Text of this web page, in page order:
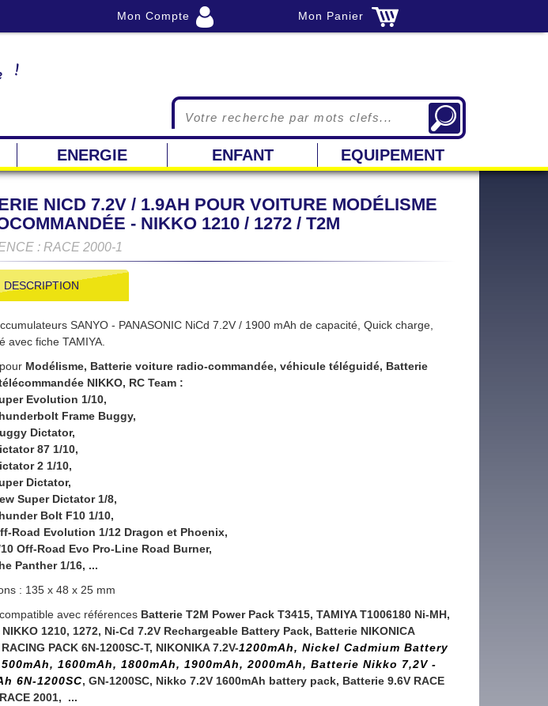
Mon Compte Mon Panier
!
ENERGIE ENFANT EQUIPEMENT
NICD 7.2V / 1.9AH POUR VOITURE MODÉLISME
- NIKKO 1210 / 1272 / T2M
: RACE 2000-1
DESCRIPTION
SANYO - PANASONIC NiCd 7.2V / 1900 mAh de capacité, Quick charge,
avec fiche TAMIYA.
Modélisme, Batterie voiture radio-commandée, véhicule téléguidé, Batterie
NIKKO, RC Team :
Evolution 1/10,
Frame Buggy,
Dictator,
87 1/10,
2 1/10,
Dictator,
Super Dictator 1/8,
Bolt F10 1/10,
Road Evolution 1/12 Dragon et Phoenix,
Off-Road Evo Pro-Line Road Burner,
Panther 1/16, ...
: 135 x 48 x 25 mm
avec références Batterie T2M Power Pack T3415, TAMIYA T1006180 Ni-MH,
1210, 1272, Ni-Cd 7.2V Rechargeable Battery Pack, Batterie NIKONICA
PACK 6N-1200SC-T, NIKONIKA 7.2V-1200mAh, Nickel Cadmium Battery
1600mAh, 1800mAh, 1900mAh, 2000mAh, Batterie Nikko 7,2V -
6N-1200SC, GN-1200SC, Nikko 7.2V 1600mAh battery pack, Batterie 9.6V RACE
2001, ...